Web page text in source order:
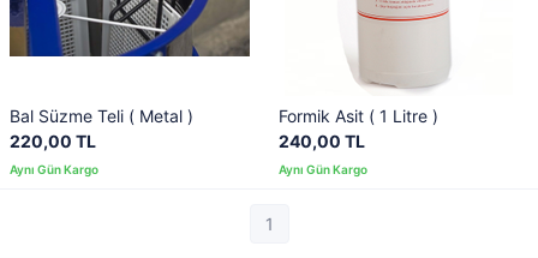
Bal Süzme Teli ( Metal )
220,00 TL
Formik Asit ( 1 Litre )
240,00 TL
1